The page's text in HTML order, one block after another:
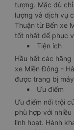
tượng. Mặc dù
lượng và dịch vụ
Thuận từ Bến xe
tốt nhất để phục
Tiện ích
Hầu hết các
xe Miền Đông -
được trang bị
Ưu điểm
Ưu điểm nổi trội
phù hợp với
linh hoạt. Hành